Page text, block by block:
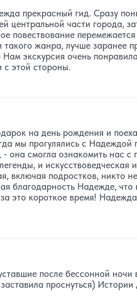
прекрасный гид. Сразу
центральной части города,
повествование
такого жанра, лучше заранее
экскурсия очень
с этой стороны.
на день рождения и
мы прогулялись с Надеждой
она смогла ознакомить нас
и
включая подростков, никто
благодарность Надежде,
это короткое время!
после бессонной ночи
проснуться)